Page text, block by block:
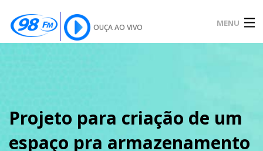
OUÇA AO VIVO MENU
SOBRE
Projeto para criação de um
espaço pra armazenamento